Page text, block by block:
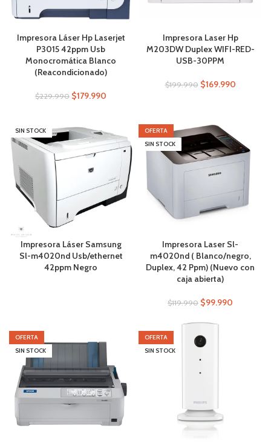
Impresora Láser Hp Laserjet
P3015 42ppm Usb
Monocromática Blanco
(Reacondicionado)
$229.990 $179.990
Impresora Laser Hp
M203DW Duplex WIFI-RED-
USB-30PPM
$199.990 $169.990
SIN STOCK
Impresora Láser Samsung
Sl-m4020nd Usb/ethernet
42ppm Negro
OFERTA
SIN STOCK
Impresora Laser Sl-
m4020nd ( Blanco/negro,
Duplex, 42 Ppm) (Nuevo con
caja abierta)
$119.990 $99.990
OFERTA
SIN STOCK
OFERTA
SIN STOCK